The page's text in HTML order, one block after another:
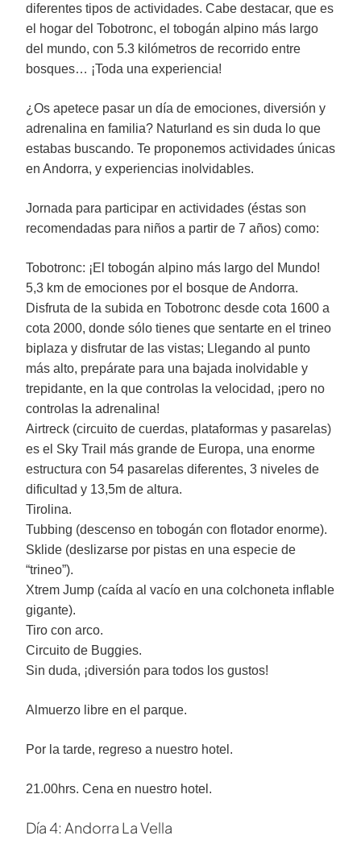
diferentes tipos de actividades. Cabe destacar, que es
el hogar del Tobotronc, el tobogán alpino más largo
del mundo, con 5.3 kilómetros de recorrido entre
bosques… ¡Toda una experiencia!
¿Os apetece pasar un día de emociones, diversión y
adrenalina en familia? Naturland es sin duda lo que
estabas buscando. Te proponemos actividades únicas
en Andorra, y experiencias inolvidables.
Jornada para participar en actividades (éstas son
recomendadas para niños a partir de 7 años) como:
Tobotronc: ¡El tobogán alpino más largo del Mundo!
5,3 km de emociones por el bosque de Andorra.
Disfruta de la subida en Tobotronc desde cota 1600 a
cota 2000, donde sólo tienes que sentarte en el trineo
biplaza y disfrutar de las vistas; Llegando al punto
más alto, prepárate para una bajada inolvidable y
trepidante, en la que controlas la velocidad, ¡pero no
controlas la adrenalina!
Airtreck (circuito de cuerdas, plataformas y pasarelas)
es el Sky Trail más grande de Europa, una enorme
estructura con 54 pasarelas diferentes, 3 niveles de
dificultad y 13,5m de altura.
Tirolina.
Tubbing (descenso en tobogán con flotador enorme).
Sklide (deslizarse por pistas en una especie de
“trineo”).
Xtrem Jump (caída al vacío en una colchoneta inflable
gigante).
Tiro con arco.
Circuito de Buggies.
Sin duda, ¡diversión para todos los gustos!
Almuerzo libre en el parque.
Por la tarde, regreso a nuestro hotel.
21.00hrs. Cena en nuestro hotel.
Día 4: Andorra La Vella